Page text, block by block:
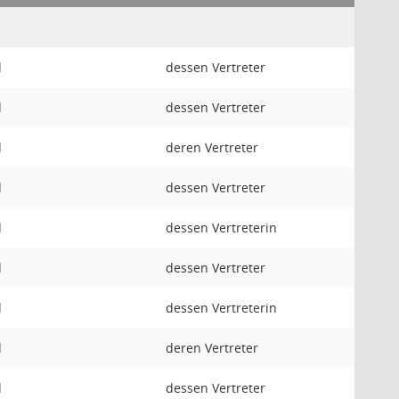
dessen Vertreter
dessen Vertreter
deren Vertreter
dessen Vertreter
dessen Vertreterin
dessen Vertreter
dessen Vertreterin
deren Vertreter
dessen Vertreter